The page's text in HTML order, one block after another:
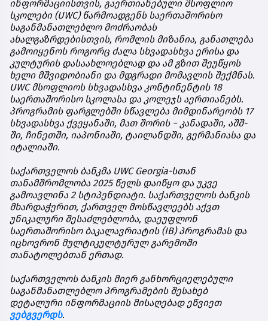
ინფორმაციისთვის, გაერთიანებული მსოფლიო
სკოლები(UWC) წარმოადგენს საერთაშორისო
საგანმანათლებლო მოძრაობას
ახალგაზრდებისთვის, რომლის მიზანია, განათლება
გამოიყენოს როგორც ძალა სხვადასხვა ერისა და
კულტურის დასაახლოებლად და ამ გზით შეუწყოს
ხელი მშვიდობიანი და მდგრადი მომავლის შექმნას.
UWCმსოფლიოს სხვადასხვა კონტინენტის18
საერთაშორისო სკოლასა და კოლეჯს აერთიანებს.
პროგრამის ფარგლებში სწავლება მიმდინარეობს17
სხვადასხვა ქვეყანაში, მათ შორის−კანადაში, აშშ-
ში, ჩინეთში, იაპონიაში, ტაილანდში, გერმანიასა და
იტალიაში.
საქართველოს ბანკმა UWC Georgia-სთან
თანამშრომლობა 2025 წელს დაიწყო და უკვე
გამოავლინა 2 სტიპენდიატი. საქართველოს ბანკის
მხარდაჭერით, ქართველ მოსწავლეებს აქვთ
უნიკალური შესაძლებლობა, დაეუფლონ
საერთაშორისო ბაკალავრიატის(IB)პროგრამას და
იცხოვრონ მულტიკულტურულ გარემოში
თანატოლებთან ერთად.
საქართველოს ბანკის მიერ განხორციელებული
საგანმანათლებლო პროგრამების შესახებ
დეტალური ინფორმაციის მისაღებად ეწვიეთ
ვებგვერდს.